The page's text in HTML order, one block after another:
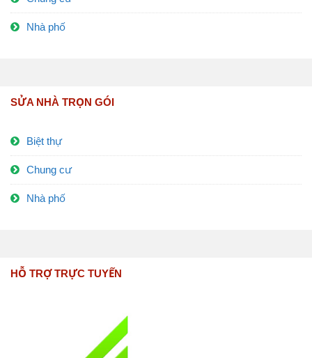
Nhà phố
SỬA NHÀ TRỌN GÓI
Biệt thự
Chung cư
Nhà phố
HỖ TRỢ TRỰC TUYẾN